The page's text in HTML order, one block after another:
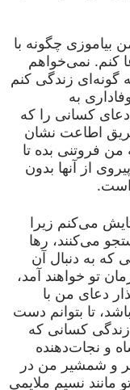
بیاموزی چگونه با
کنم. نمی‌خواهم
زندگی کنم
به
کسانی را که
اطاعت نشان
فروتنی بده تا
از آنها بدون
است.
می‌کنم زیرا
می‌کنند، رها
که به دنبال آن
تو خواهند آمد،
دعای من با
تا بتوانم دست
زندگی کسانی که
و نجات‌دهنده
و شمشیر من در
نسیم ملایمی